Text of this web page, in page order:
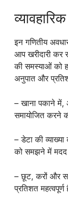
इन गणितीय
आप खरीदारी कर
की समस्याओं को
अनुपात और
– खाना पकाने में,
समायोजित करने
– डेटा की
को समझने में
– छूट, करों और
प्रतिशत महत्वपूर्ण